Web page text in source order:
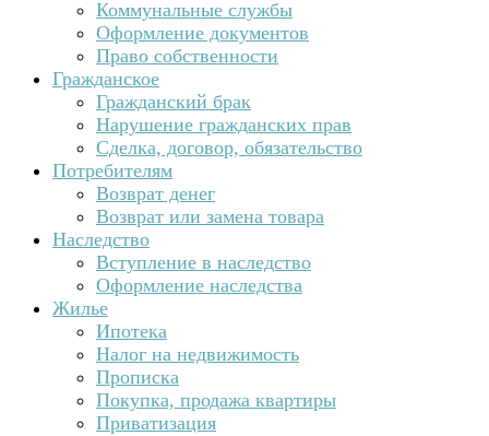
Коммунальные службы
Оформление документов
Право собственности
Гражданское
Гражданский брак
Нарушение гражданских прав
Сделка, договор, обязательство
Потребителям
Возврат денег
Возврат или замена товара
Наследство
Вступление в наследство
Оформление наследства
Жилье
Ипотека
Налог на недвижимость
Прописка
Покупка, продажа квартиры
Приватизация